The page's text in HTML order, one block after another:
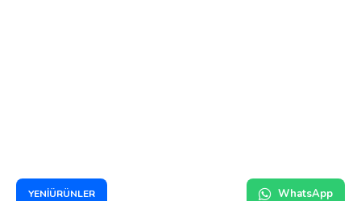
YENİÜRÜNLER WhatsApp